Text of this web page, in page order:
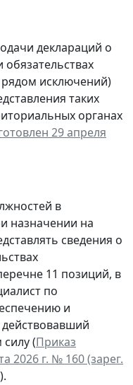
деклараций о
рядом исключений)
таких
органах
29 апреля
в
назначении на
сведения о
11 позиций, в
по
и
действовавший
(Приказ
2026 г. № 160 (зарег.
).